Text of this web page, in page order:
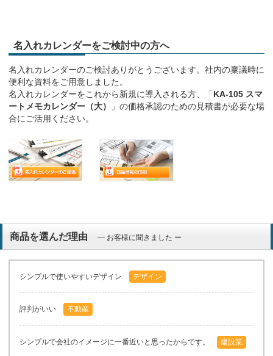
名入れカレンダーをご検討中の方へ
名入れカレンダーのご検討ありがとうございます。社内の稟議時に
便利な資料をご用意しました。
名入れカレンダーをこれから新規に導入される方、「KA-105 スマ
ートメモカレンダー（大）
」の価格承認のための見積書が必要な場
合にご活用ください。
商品を選んだ理由 ― お客様に聞きました ー
シンプルで使いやすいデザイン デザイン
評判がいい 不動産
シンプルで会社のイメージに一番近いと思ったからです。 建設業